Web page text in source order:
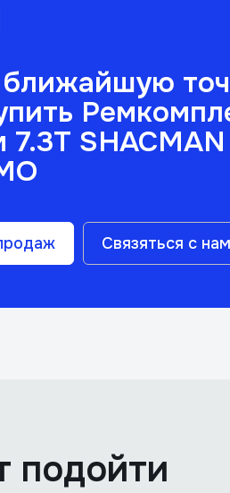
7.3Т
Связяться с
подойти